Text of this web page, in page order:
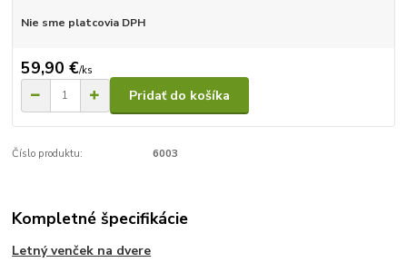
Nie sme platcovia DPH
59,90 €/ks
Pridať do košíka
Číslo produktu: 6003
Kompletné špecifikácie
Letný venček na dvere